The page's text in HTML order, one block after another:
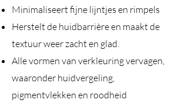
Minimaliseert fijne lijntjes en rimpels
Herstelt de huidbarrière en maakt de
textuur weer zacht en glad.
Alle vormen van verkleuring vervagen,
waaronder huidvergeling,
pigmentvlekken en roodheid